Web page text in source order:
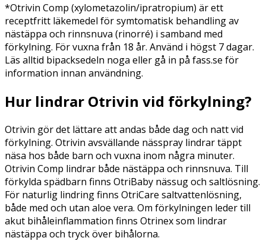
*Otrivin Comp (xylometazolin/ipratropium) är ett
receptfritt läkemedel för symtomatisk behandling av
nästäppa och rinnsnuva (rinorré) i samband med
förkylning. För vuxna från 18 år. Använd i högst 7 dagar.
Läs alltid bipacksedeln noga eller gå in på fass.se för
information innan användning.
Hur lindrar Otrivin vid förkylning?
Otrivin gör det lättare att andas både dag och natt vid
förkylning. Otrivin avsvällande nässpray lindrar täppt
näsa hos både barn och vuxna inom några minuter.
Otrivin Comp lindrar både nästäppa och rinnsnuva. Till
förkylda spädbarn finns OtriBaby nässug och saltlösning.
För naturlig lindring finns OtriCare saltvattenlösning,
både med och utan aloe vera. Om förkylningen leder till
akut bihåleinflammation finns Otrinex som lindrar
nästäppa och tryck över bihålorna.